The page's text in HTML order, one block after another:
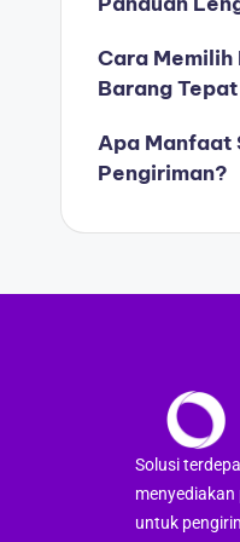
Cara
Barang Tepat
Apa Manfaat
Pengiriman?
Solusi
untuk